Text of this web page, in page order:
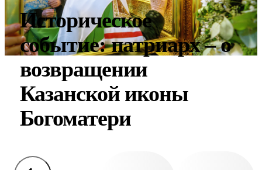
Историческое
событие: патриарх – о
возвращении
Казанской иконы
Богоматери